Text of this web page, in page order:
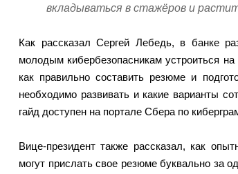
вкладываться в стажёров и
Как рассказал Сергей Лебедь, в банке
молодым кибербезопасникам устроиться
как правильно составить резюме и
необходимо развивать и какие варианты
гайд доступен на портале Сбера по
Вице-президент также рассказал, как
могут прислать свое резюме буквально за